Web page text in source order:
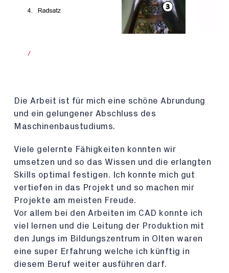
/
Die Arbeit ist für mich eine schöne Abrundung
und ein gelungener Abschluss des
Maschinenbaustudiums.
Viele gelernte Fähigkeiten konnten wir
umsetzen und so das Wissen und die erlangten
Skills optimal festigen. Ich konnte mich gut
vertiefen in das Projekt und so machen mir
Projekte am meisten Freude.
Vor allem bei den Arbeiten im CAD konnte ich
viel lernen und die Leitung der Produktion mit
den Jungs im Bildungszentrum in Olten waren
eine super Erfahrung welche ich künftig in
diesem Beruf weiter ausführen darf.